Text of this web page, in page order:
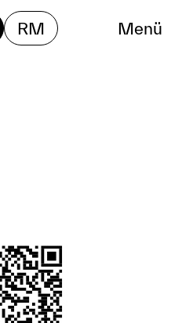
RM Menü